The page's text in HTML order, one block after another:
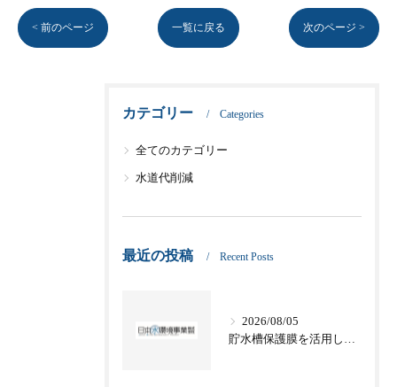
< 前のページ 一覧に戻る 次のページ >
カテゴリー Categories
全てのカテゴリー
水道代削減
最近の投稿 Recent Posts
2026/08/05
貯水槽保護膜を活用した愛知県名古屋市津島市の適切な管理方法と法令対応